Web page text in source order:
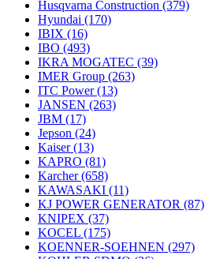
Husqvarna Construction (379)
Hyundai (170)
IBIX (16)
IBO (493)
IKRA MOGATEC (39)
IMER Group (263)
ITC Power(13)
JANSEN (263)
JBM (17)
Jepson (24)
Kaiser(13)
KAPRO (81)
Karcher(658)
KAWASAKI (11)
KJ POWER GENERATOR (87)
KNIPEX (37)
KOCEL (175)
KOENNER-SOEHNEN (297)